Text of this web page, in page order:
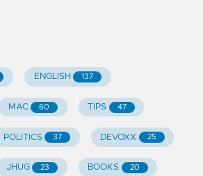
ENGLISH 137
MAC 60 TIPS 47
POLITICS 37 DEVOXX 25
JHUG 23 BOOKS 20